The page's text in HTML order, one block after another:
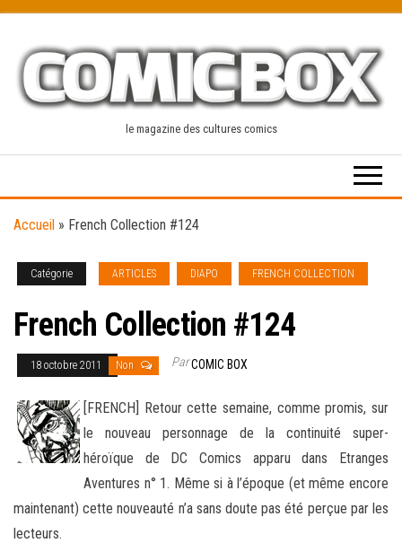
content
le magazine des cultures comics
Accueil » French Collection #124
Catégorie ARTICLES DIAPO FRENCH COLLECTION
French Collection #124
18 octobre 2011 Non ParCOMIC BOX
[FRENCH] Retour cette semaine, comme promis, sur
le nouveau personnage de la continuité super-
héroïque de DC Comics apparu dans Etranges
Aventures n° 1. Même si à l’époque (et même encore
maintenant) cette nouveauté n’a sans doute pas été perçue par les
lecteurs.